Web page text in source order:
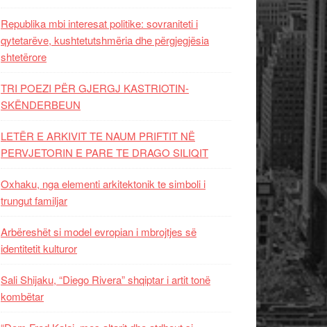
Republika mbi interesat politike: sovraniteti i
qytetarëve, kushtetutshmëria dhe përgjegjësia
shtetërore
TRI POEZI PËR GJERGJ KASTRIOTIN-
SKËNDERBEUN
LETËR E ARKIVIT TE NAUM PRIFTIT NË
PERVJETORIN E PARE TE DRAGO SILIQIT
Oxhaku, nga elementi arkitektonik te simboli i
trungut familjar
Arbëreshët si model evropian i mbrojtjes së
identitetit kulturor
Sali Shijaku, “Diego Rivera” shqiptar i artit tonë
kombëtar